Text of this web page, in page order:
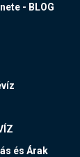
- BLOG
és Árak